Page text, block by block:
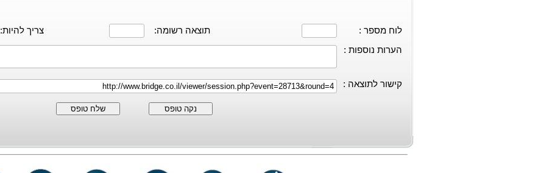
לוח מספר : תוצאה רשומה:
צריך להיות:
הערות נוספות :
קישור לתוצאה :
נקה טופס שלח טופס